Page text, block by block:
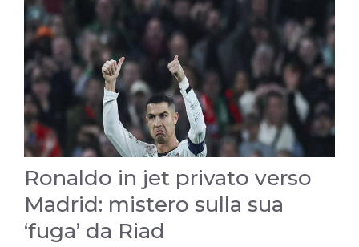
Ronaldo in jet privato verso
Madrid: mistero sulla sua
‘fuga’ da Riad